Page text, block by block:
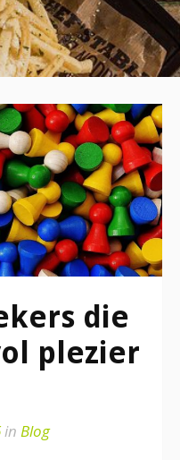
die
plezier
in Blog